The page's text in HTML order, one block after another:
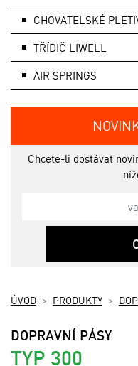
ÚVOD PRODUKTY
DOPRAVNÍ PÁSY
TYP 300
CHOVATELSKÉ
TŘÍDIČ LIWELL
AIR SPRINGS
Chcete-li dostávat